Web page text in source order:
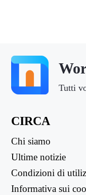
Tutti
CIRCA
Chi siamo
Ultime notizie
Condizioni di
Informativa sui